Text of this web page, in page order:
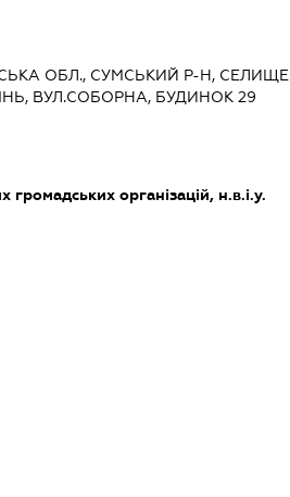
ОБЛ., СУМСЬКИЙ Р-Н, СЕЛИЩЕ
ВУЛ.СОБОРНА, БУДИНОК 29
громадських організацій, н.в.і.у.